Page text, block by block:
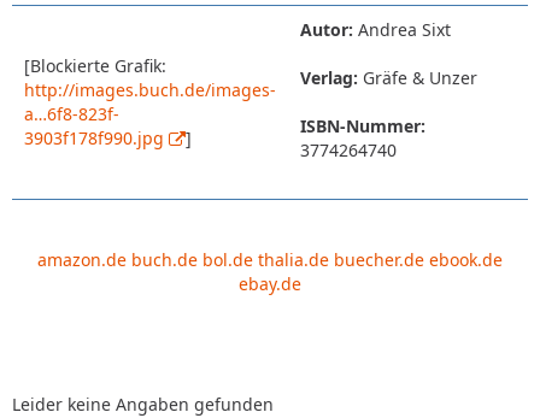
[Blockierte Grafik:
http://images.buch.de/images-
a…6f8-823f-
3903f178f990.jpg
]
Autor: Andrea Sixt
Verlag: Gräfe & Unzer
ISBN-Nummer:
3774264740
amazon.de buch.de bol.de thalia.de buecher.de ebook.de
ebay.de
Leider keine Angaben gefunden